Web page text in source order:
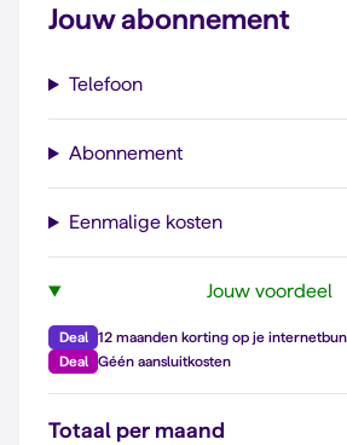
Jouw abonnement
Telefoon
Abonnement
Eenmalige kosten
Jouw voordeel
Deal
12 maanden korting op je
Deal
Géén aansluitkosten
Totaal per maand